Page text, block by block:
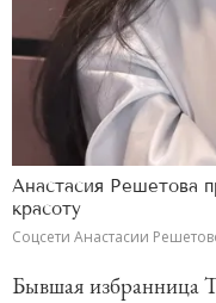
Анастасия Решетова
красоту
Соцсети Анастасии
Бывшая избранница